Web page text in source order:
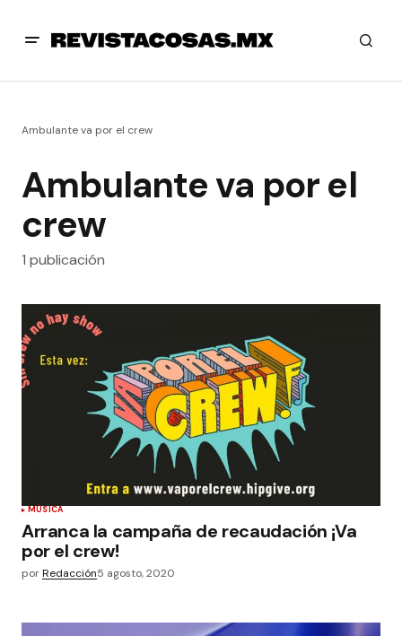
Ambulante va por el crew
Ambulante va por el
crew
1 publicación
MÚSICA
Arranca la campaña de recaudación ¡Va
por el crew!
porRedacción5 agosto, 2020